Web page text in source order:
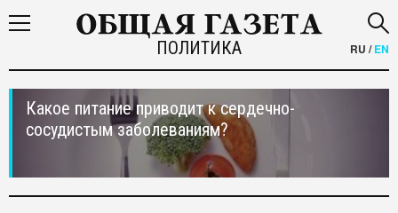
ПОЛИТИКА RU /EN
Какое питание приводит к сердечно-
сосудистым заболеваниям?